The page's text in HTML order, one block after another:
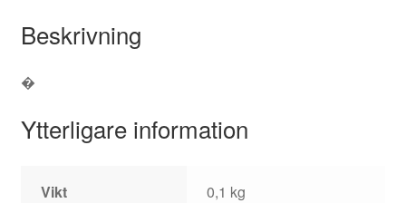
Beskrivning
�
Ytterligare information
Vikt 0,1 kg